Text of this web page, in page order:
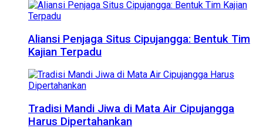
Aliansi Penjaga Situs Cipujangga: Bentuk Tim
Kajian Terpadu
Tradisi Mandi Jiwa di Mata Air Cipujangga
Harus Dipertahankan